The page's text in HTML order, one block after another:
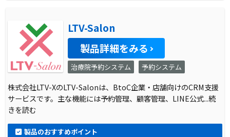
LTV-Salon
製品詳細をみる
治療院予約システム 予約システム
株式会社LTV-XのLTV-Salonは、BtoC企業・店舗向けのCRM支援
サービスです。主な機能には予約管理、顧客管理、LINE公式...続
きを読む
製品のおすすめポイント